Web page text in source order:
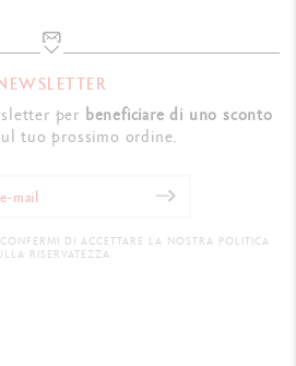
PRODOTTO
Rif. 844.135
per beneficiare di uno sconto
tuo prossimo ordine.
DI ACCETTARE LA NOSTRA POLITICA
RISERVATEZZA.